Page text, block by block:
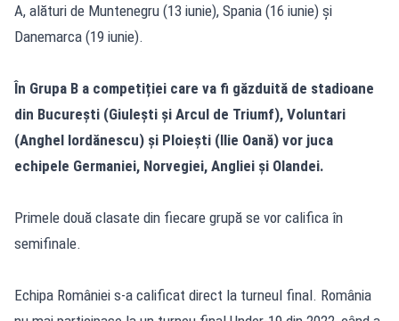
A, alături de Muntenegru (13 iunie), Spania (16 iunie) și
Danemarca (19 iunie).
În Grupa B a competiției care va fi găzduită de stadioane
din București (Giulești și Arcul de Triumf), Voluntari
(Anghel Iordănescu) și Ploiești (Ilie Oană) vor juca
echipele Germaniei, Norvegiei, Angliei și Olandei.
Primele două clasate din fiecare grupă se vor califica în
semifinale.
Echipa României s-a calificat direct la turneul final. România